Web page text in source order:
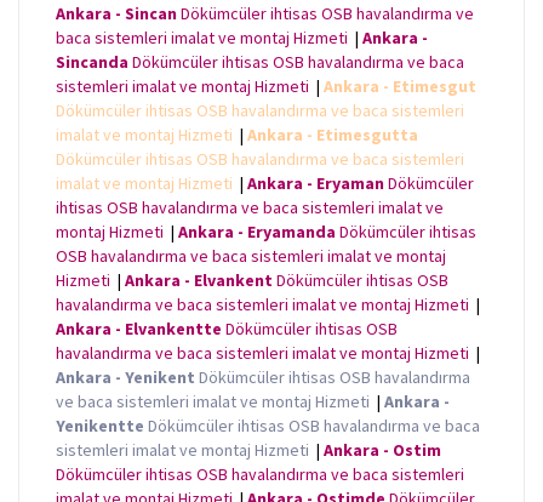
o
o
k
e
r
A
p
p
n
g
e
Ankara - SincanDökümcüler ihtisas OSB havalandırma ve
baca sistemleri imalat ve montaj Hizmeti | Ankara -
Sincanda Dökümcüler ihtisas OSB havalandırma ve baca
sistemleri imalat ve montaj Hizmeti | Ankara - Etimesgut
Dökümcüler ihtisas OSB havalandırma ve baca sistemleri
imalat ve montaj Hizmeti | Ankara - Etimesgutta
Dökümcüler ihtisas OSB havalandırma ve baca sistemleri
imalat ve montaj Hizmeti | Ankara - EryamanDökümcüler
ihtisas OSB havalandırma ve baca sistemleri imalat ve
montaj Hizmeti | Ankara - Eryamanda Dökümcüler ihtisas
OSB havalandırma ve baca sistemleri imalat ve montaj
Hizmeti | Ankara - ElvankentDökümcüler ihtisas OSB
havalandırma ve baca sistemleri imalat ve montaj Hizmeti |
Ankara - Elvankentte Dökümcüler ihtisas OSB
havalandırma ve baca sistemleri imalat ve montaj Hizmeti |
Ankara - Yenikent Dökümcüler ihtisas OSB havalandırma
ve baca sistemleri imalat ve montaj Hizmeti | Ankara -
Yenikentte Dökümcüler ihtisas OSB havalandırma ve baca
sistemleri imalat ve montaj Hizmeti | Ankara - Ostim
Dökümcüler ihtisas OSB havalandırma ve baca sistemleri